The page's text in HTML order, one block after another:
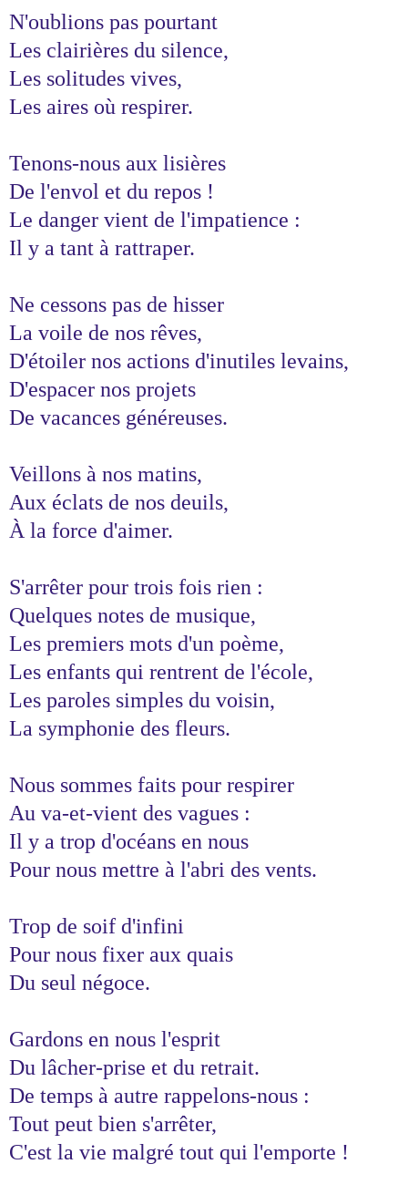
N'oublions pas pourtant
Les clairières du silence,
Les solitudes vives,
Les aires où respirer.
Tenons-nous aux lisières
De l'envol et du repos !
Le danger vient de l'impatience :
Il y a tant à rattraper.
Ne cessons pas de hisser
La voile de nos rêves,
D'étoiler nos actions d'inutiles levains,
D'espacer nos projets
De vacances généreuses.
Veillons à nos matins,
Aux éclats de nos deuils,
À la force d'aimer.
S'arrêter pour trois fois rien :
Quelques notes de musique,
Les premiers mots d'un poème,
Les enfants qui rentrent de l'école,
Les paroles simples du voisin,
La symphonie des fleurs.
Nous sommes faits pour respirer
Au va-et-vient des vagues :
Il y a trop d'océans en nous
Pour nous mettre à l'abri des vents.
Trop de soif d'infini
Pour nous fixer aux quais
Du seul négoce.
Gardons en nous l'esprit
Du lâcher-prise et du retrait.
De temps à autre rappelons-nous :
Tout peut bien s'arrêter,
C'est la vie malgré tout qui l'emporte !